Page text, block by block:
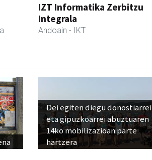
IZT Informatika Zerbitzu
Integrala
Andoain - IKT
Dei egiten diegu donostiarrei
eta gipuzkoarrei abuztuaren
14ko mobilizazioan parte
hartzera